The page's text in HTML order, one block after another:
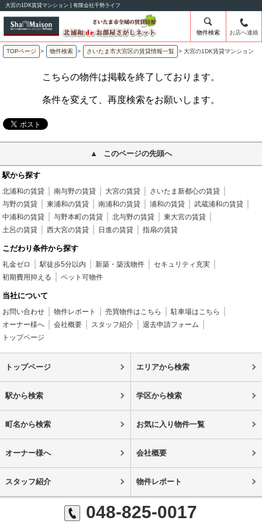
大宮の1DK賃貸マンション | 有限会社千勢ライフ
物件検索 お店へ連絡
TOPページ > 物件検索 > さいたま市大宮区の賃貸情報一覧 > 大宮の1DK賃貸マンション
こちらの物件は掲載を終了しております。
条件を変えて、再度検索をお願いします。
このページの先頭へ
駅から探す
北浦和の賃貸 南与野の賃貸 大宮の賃貸
さいたま新都心の賃貸
与野の賃貸
東浦和の賃貸 南浦和の賃貸 浦和の賃貸
武蔵浦和の賃貸
中浦和の賃貸
与野本町の賃貸 北与野の賃貸
東大宮の賃貸
土呂の賃貸
西大宮の賃貸 日進の賃貸 指扇の賃貸
こだわり条件から探す
礼金ゼロ 駅徒歩5分以内 新築・築浅物件
セキュリティ充実
初期費用抑える
ペット可物件
当社について
お問い合わせ 物件レポート 売買物件はこちら
駐車場はこちら
オーナー様へ
会社概要 スタッフ紹介
退去申請フォーム
トップページ
トップページ エリアから検索
駅から検索 学区から検索
町名から検索 お気に入り物件一覧
オーナー様へ 会社概要
スタッフ紹介 物件レポート
048-825-0017